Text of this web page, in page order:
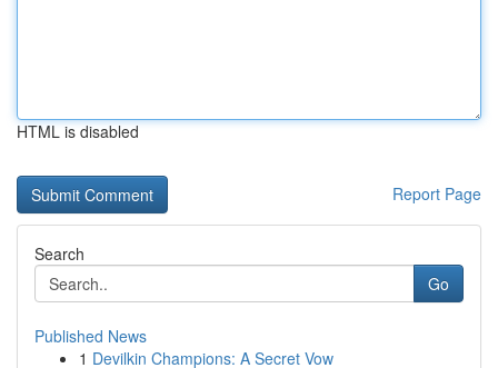
HTML is disabled
Report Page
Search
Go
Published News
1 Devilkin Champions: A Secret Vow